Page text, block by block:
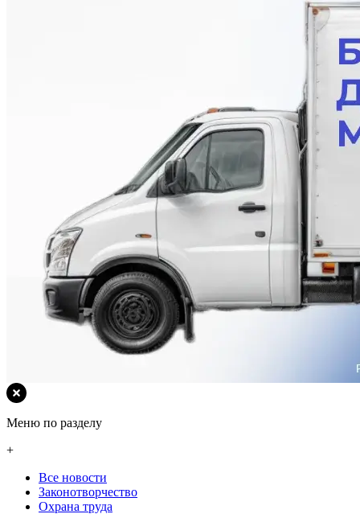
Меню по разделу
+
Все новости
Законотворчество
Охрана труда